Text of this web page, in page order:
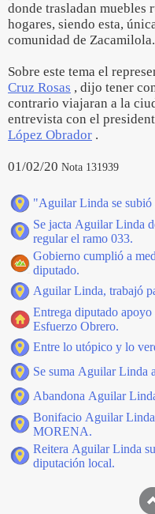
donde trasladan muebles
hogares, siendo esta,
comunidad de Zacamilola.
Sobre este tema el
Cruz Rosas , dijo tener
contrario viajaran a la
entrevista con el
López Obrador .
01/02/20 Nota 131939
"Aguilar Linda se subió
Se jacta Aguilar Linda
regular el ramo 033.
Gobierno cumplió a
diputado.
Aguilar Linda, trabajó
Entrega diputado apoyo
Esfuerzo Obrero.
Entre lo utópico y lo
Se suma Aguilar Linda
Abandona Aguilar
Bonifacio Aguilar Linda
MORENA.
Reitera Aguilar Linda
diputación local.